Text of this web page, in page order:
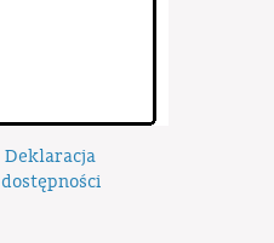
Deklaracja
dostępności